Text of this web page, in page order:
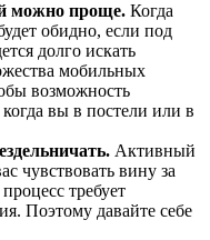
можно проще. Когда
обидно, если под
долго искать
мобильных
возможность
вы в постели или в
Активный
чувствовать вину за
требует
Поэтому давайте себе